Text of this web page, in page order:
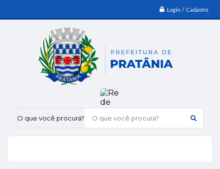
Login / Cadastro
O que você procura?